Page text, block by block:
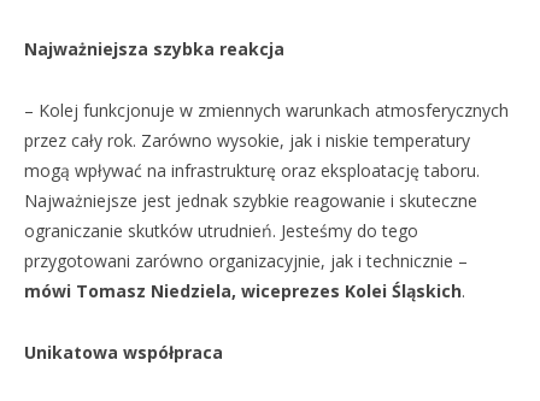
Najważniejsza szybka reakcja
– Kolej funkcjonuje w zmiennych warunkach atmosferycznych
przez cały rok. Zarówno wysokie, jak i niskie temperatury
mogą wpływać na infrastrukturę oraz eksploatację taboru.
Najważniejsze jest jednak szybkie reagowanie i skuteczne
ograniczanie skutków utrudnień. Jesteśmy do tego
przygotowani zarówno organizacyjnie, jak i technicznie –
mówi Tomasz Niedziela, wiceprezes Kolei Śląskich.
Unikatowa współpraca